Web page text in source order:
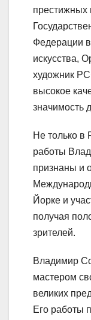
престижных
Федерации
искусства,
художник
высокое
значимость
Не только в
работы
признаны и
Йорке и
получая
зрителей.
Владимир
мастером
великих
Его работы